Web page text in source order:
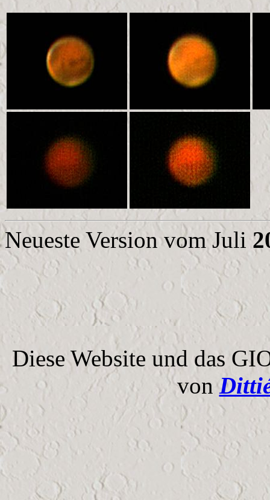
Neueste Version vom Juli
Diese Website und das
von